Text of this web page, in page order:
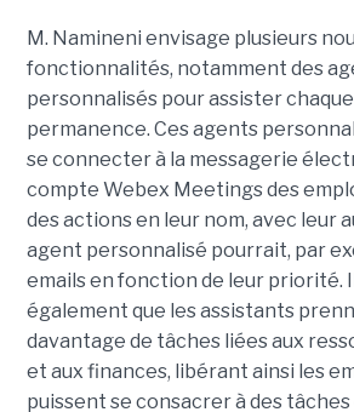
M. Namineni envisage plusieurs
fonctionnalités, notamment des
personnalisés pour assister
permanence. Ces agents
se connecter à la messagerie
compte Webex Meetings des
des actions en leur nom, avec leur
agent personnalisé pourrait, par
emails en fonction de leur priorité.
également que les assistants
davantage de tâches liées aux
et aux finances, libérant ainsi les
puissent se consacrer à des tâches